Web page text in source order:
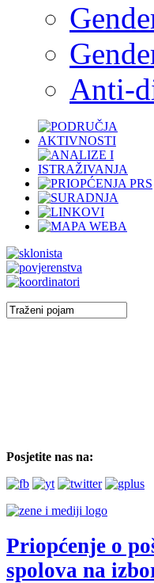
Anti-
Posjetite nas na:
Priopćenje o
spolova na